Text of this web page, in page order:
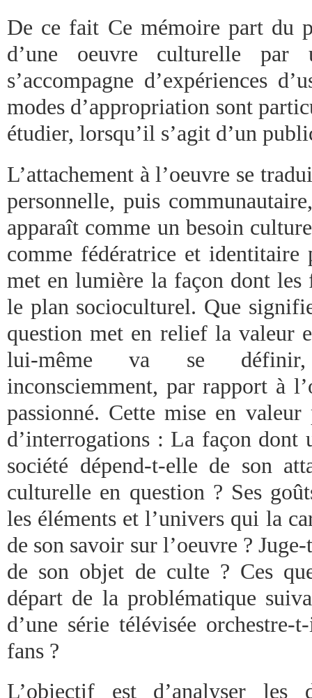
De ce fait Ce mémoire part du
d’une oeuvre culturelle par
s’accompagne d’expériences
modes d’appropriation sont
étudier, lorsqu’il s’agit d’un
L’attachement à l’oeuvre se
personnelle, puis
apparaît comme un besoin
comme fédératrice et identitaire
met en lumière la façon dont les
le plan socioculturel. Que
question met en relief la valeur
lui-même va se définir,
inconsciemment, par rapport à
passionné. Cette mise en
d’interrogations : La façon dont
société dépend-t-elle de son
culturelle en question ? Ses
les éléments et l’univers qui la
de son savoir sur l’oeuvre ?
de son objet de culte ? Ces
départ de la problématique
d’une série télévisée
fans ?
L’objectif est d’analyser les